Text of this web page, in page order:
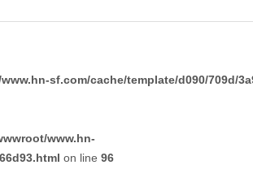
sf.com/cache/template/d090/709d/
www.hn-
on line 96